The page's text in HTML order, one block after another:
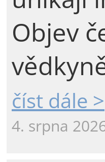
Objev
číst dále >
4. srpna